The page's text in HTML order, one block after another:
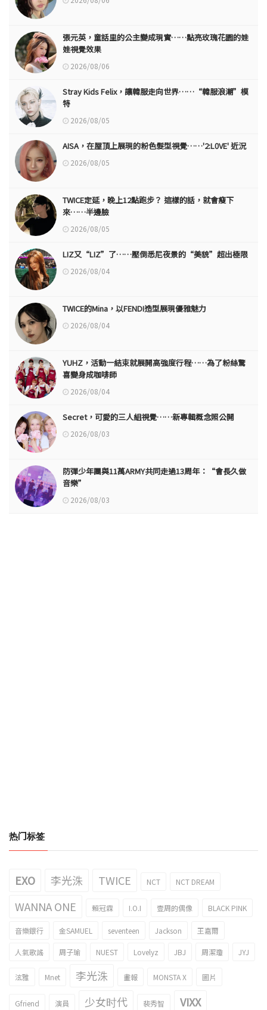
張元英，童話里的公主變成現實……點亮玫瑰花園的娃
娃視覺效果
2026/08/06
Stray Kids Felix，讓韓服走向世界……“韓服浪潮”模
特
2026/08/05
AISA，在屋頂上展現的粉色髮型視覺……'2:L0VE' 近況
2026/08/05
TWICE定延，晚上12點跑步？ 這樣的話，就會瘦下
來……半邊臉
2026/08/05
LIZ又“LIZ”了……壓倒悉尼夜景的“美貌”超出極限
2026/08/04
TWICE的Mina，以FENDI造型展現優雅魅力
2026/08/04
YUHZ，活動一結束就展開高強度行程……為了粉絲驚
喜變身成咖啡師
2026/08/04
Secret，可愛的三人組視覺……新專輯概念照公開
2026/08/03
防彈少年團與11萬ARMY共同走過13周年：“會長久做
音樂”
2026/08/03
热门标签
EXO 李光洙 TWICE NCT NCT DREAM
WANNA ONE 賴冠霖 I.O.I 壹周的偶像 BLACK PINK
音樂銀行 金SAMUEL seventeen Jackson 王嘉爾
人氣歌謠 周子瑜 NUEST Lovelyz JBJ 周潔瓊 JYJ
泫雅 Mnet 李光洙 畫報 MONSTA X 圖片
Gfriend 演員 少女时代 裴秀智 VIXX